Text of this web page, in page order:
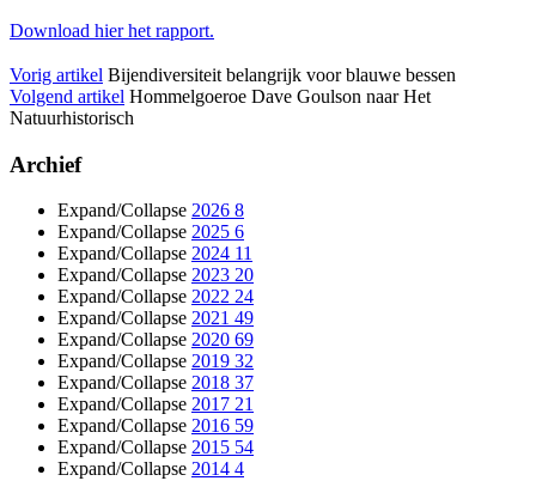
Download hier het rapport.
Vorig artikel Bijendiversiteit belangrijk voor blauwe bessen
Volgend artikel Hommelgoeroe Dave Goulson naar Het
Natuurhistorisch
Archief
Expand/Collapse 2026 8
Expand/Collapse 2025 6
Expand/Collapse 2024 11
Expand/Collapse 2023 20
Expand/Collapse 2022 24
Expand/Collapse 2021 49
Expand/Collapse 2020 69
Expand/Collapse 2019 32
Expand/Collapse 2018 37
Expand/Collapse 2017 21
Expand/Collapse 2016 59
Expand/Collapse 2015 54
Expand/Collapse 2014 4